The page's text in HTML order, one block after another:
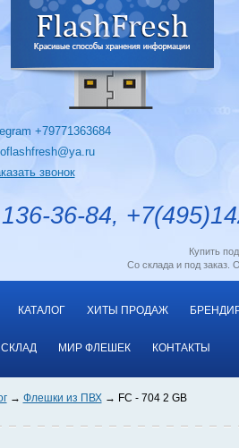
+79771363684
звонок
136-36-84,
Купить
Со склада и под заказ.
КАТАЛОГ ХИТЫ ПРОДАЖ
СКЛАД МИР ФЛЕШЕК КОНТАКТЫ
Флешки из ПВХ FC - 704 2 GB